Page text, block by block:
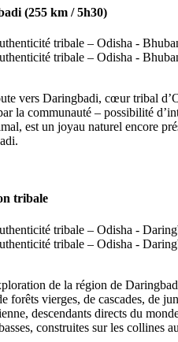
(255 km / 5h30)
vers Daringbadi, cœur tribal
la communauté – possibilité
est un joyau naturel encore
tribale
de la région de
forêts vierges, de cascades, de
descendants directs du
construites sur les